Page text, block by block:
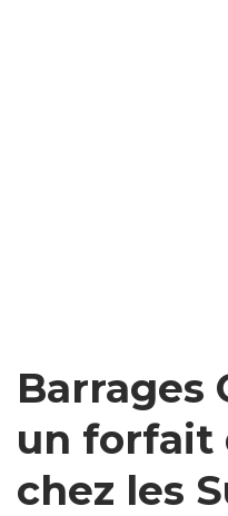
Barrages
un forfait
chez les